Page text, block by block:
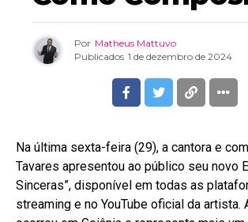
Por Matheus Mattuvo
Publicados 1 de dezembro de 2024
Na última sexta-feira (29), a cantora e
Tavares apresentou ao público seu novo
Sinceras”, disponível em todas as
streaming e no YouTube oficial da artista.